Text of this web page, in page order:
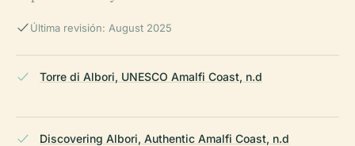
Última revisión: August 2025
Torre di Albori, UNESCO Amalfi Coast, n.d
Discovering Albori, Authentic Amalfi Coast, n.d